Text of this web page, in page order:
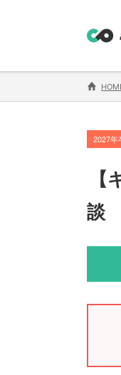
2027年
【
談